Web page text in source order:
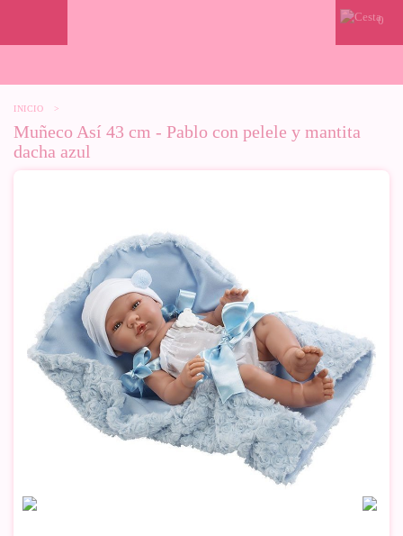
0
INICIO >
Muñeco Así 43 cm - Pablo con pelele y mantita
dacha azul